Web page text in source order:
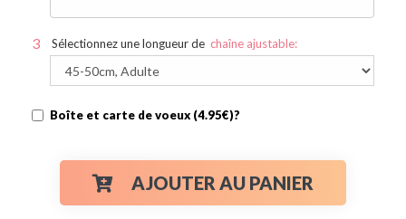
Sélectionnez une longueur de chaîne ajustable:
Boîte et carte de voeux (4.95€)?
AJOUTER AU PANIER